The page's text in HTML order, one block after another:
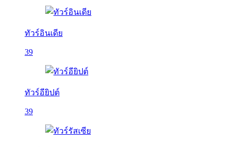
ทัวร์อินเดีย
39
ทัวร์อียิปต์
39